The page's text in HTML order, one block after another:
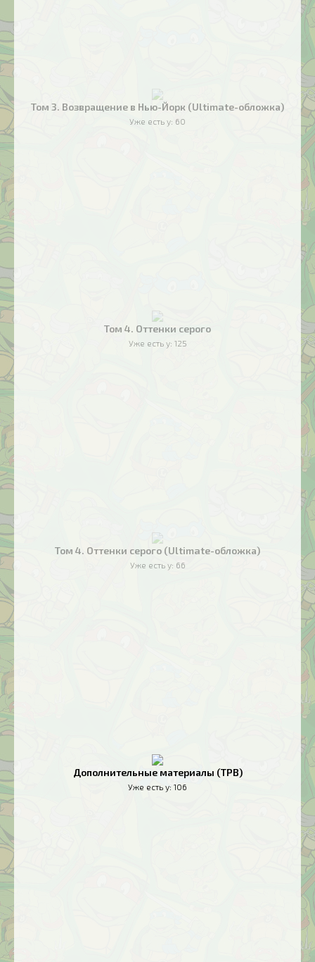
Том 3. Возвращение в Нью-Йорк (Ultimate-обложка)
Уже есть у: 60
Том 4. Оттенки серого
Уже есть у: 125
Том 4. Оттенки серого (Ultimate-обложка)
Уже есть у: 66
Дополнительные материалы (TPB)
Уже есть у: 106